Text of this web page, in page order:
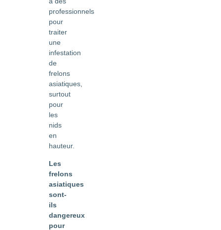
professionnels
pour
traiter
une
infestation
de
frelons
asiatiques,
surtout
pour
les
nids
en
hauteur.
Les
frelons
asiatiques
sont-
ils
dangereux
pour